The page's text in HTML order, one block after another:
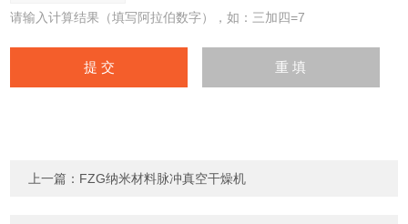
请输入计算结果（填写阿拉伯数字），如：三加四=7
上一篇： FZG纳米材料脉冲真空干燥机